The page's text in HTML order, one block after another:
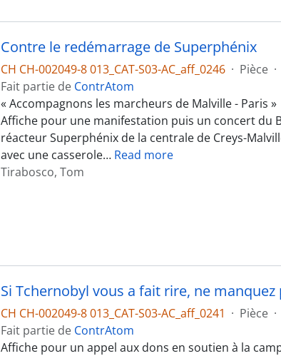
Contre le redémarrage de Superphénix
CH CH-002049-8 013_CAT-S03-AC_aff_0246 · Pièce ·
Fait partie de ContrAtom
« Accompagnons les marcheurs de Malville - Paris »
Affiche pour une manifestation puis un concert du
réacteur Superphénix de la centrale de Creys-
avec une casserole… Read more
Tirabosco, Tom
Si Tchernobyl vous a fait rire, ne manquez
CH CH-002049-8 013_CAT-S03-AC_aff_0241 · Pièce ·
Fait partie de ContrAtom
Affiche pour un appel aux dons en soutien à la